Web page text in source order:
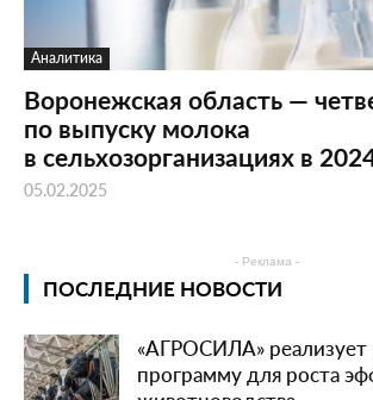
Аналитика
Воронежская область —
по выпуску молока
в сельхозорганизациях в
05.02.2025
- Реклама -
ПОСЛЕДНИЕ НОВОСТИ
«АГРОСИЛА»
программу для роста